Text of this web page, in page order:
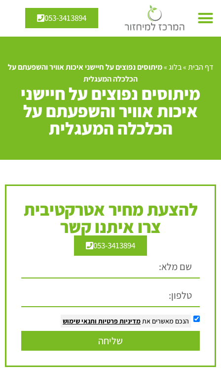
053-3413894
דף הבית»בלוג»מיתוסים נפוצים על חיישני איכות אוויר והשפעתם על
הכלכלה המעגלית
מיתוסים נפוצים על חיישני
איכות אוויר והשפעתם על
הכלכלה המעגלית
להצעת מחיר אטרקטיבית
צרו איתנו קשר
053-3413894
הנכם מאשרים את מדיניות פרטיות ותנאי שימוש
שליחה